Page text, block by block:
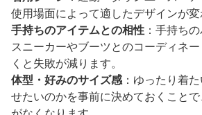
使用場面によって適したデザインが変
手持ちのアイテムとの相性 ：手持ち
スニーカーやブーツとのコーディネ
くと失敗が減ります。
体型・好みのサイズ感：ゆったり着
せたいのかを事前に決めておくこと